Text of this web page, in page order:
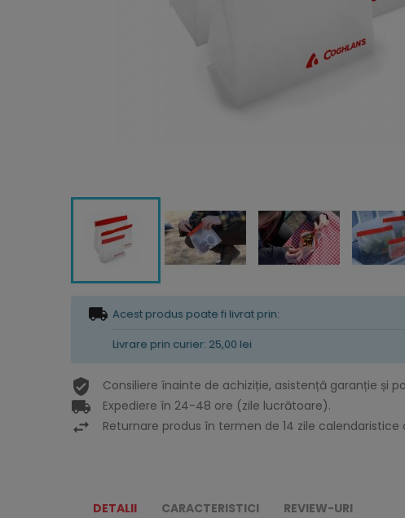
Acest produs poate fi livrat prin:
Livrare prin curier: 25,00 lei
Consiliere înainte de achiziție, asistență garanție și
Expediere în 24-48 ore (zile lucrătoare).
Returnare produs în termen de 14 zile calendaristice
DETALII CARACTERISTICI REVIEW-URI